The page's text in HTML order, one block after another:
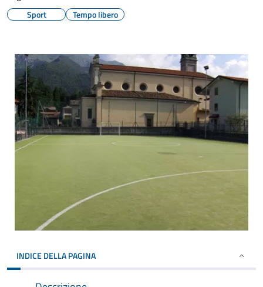
Sport Tempo libero
INDICE DELLA PAGINA